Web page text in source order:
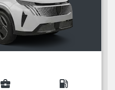
business_center local_gas_station